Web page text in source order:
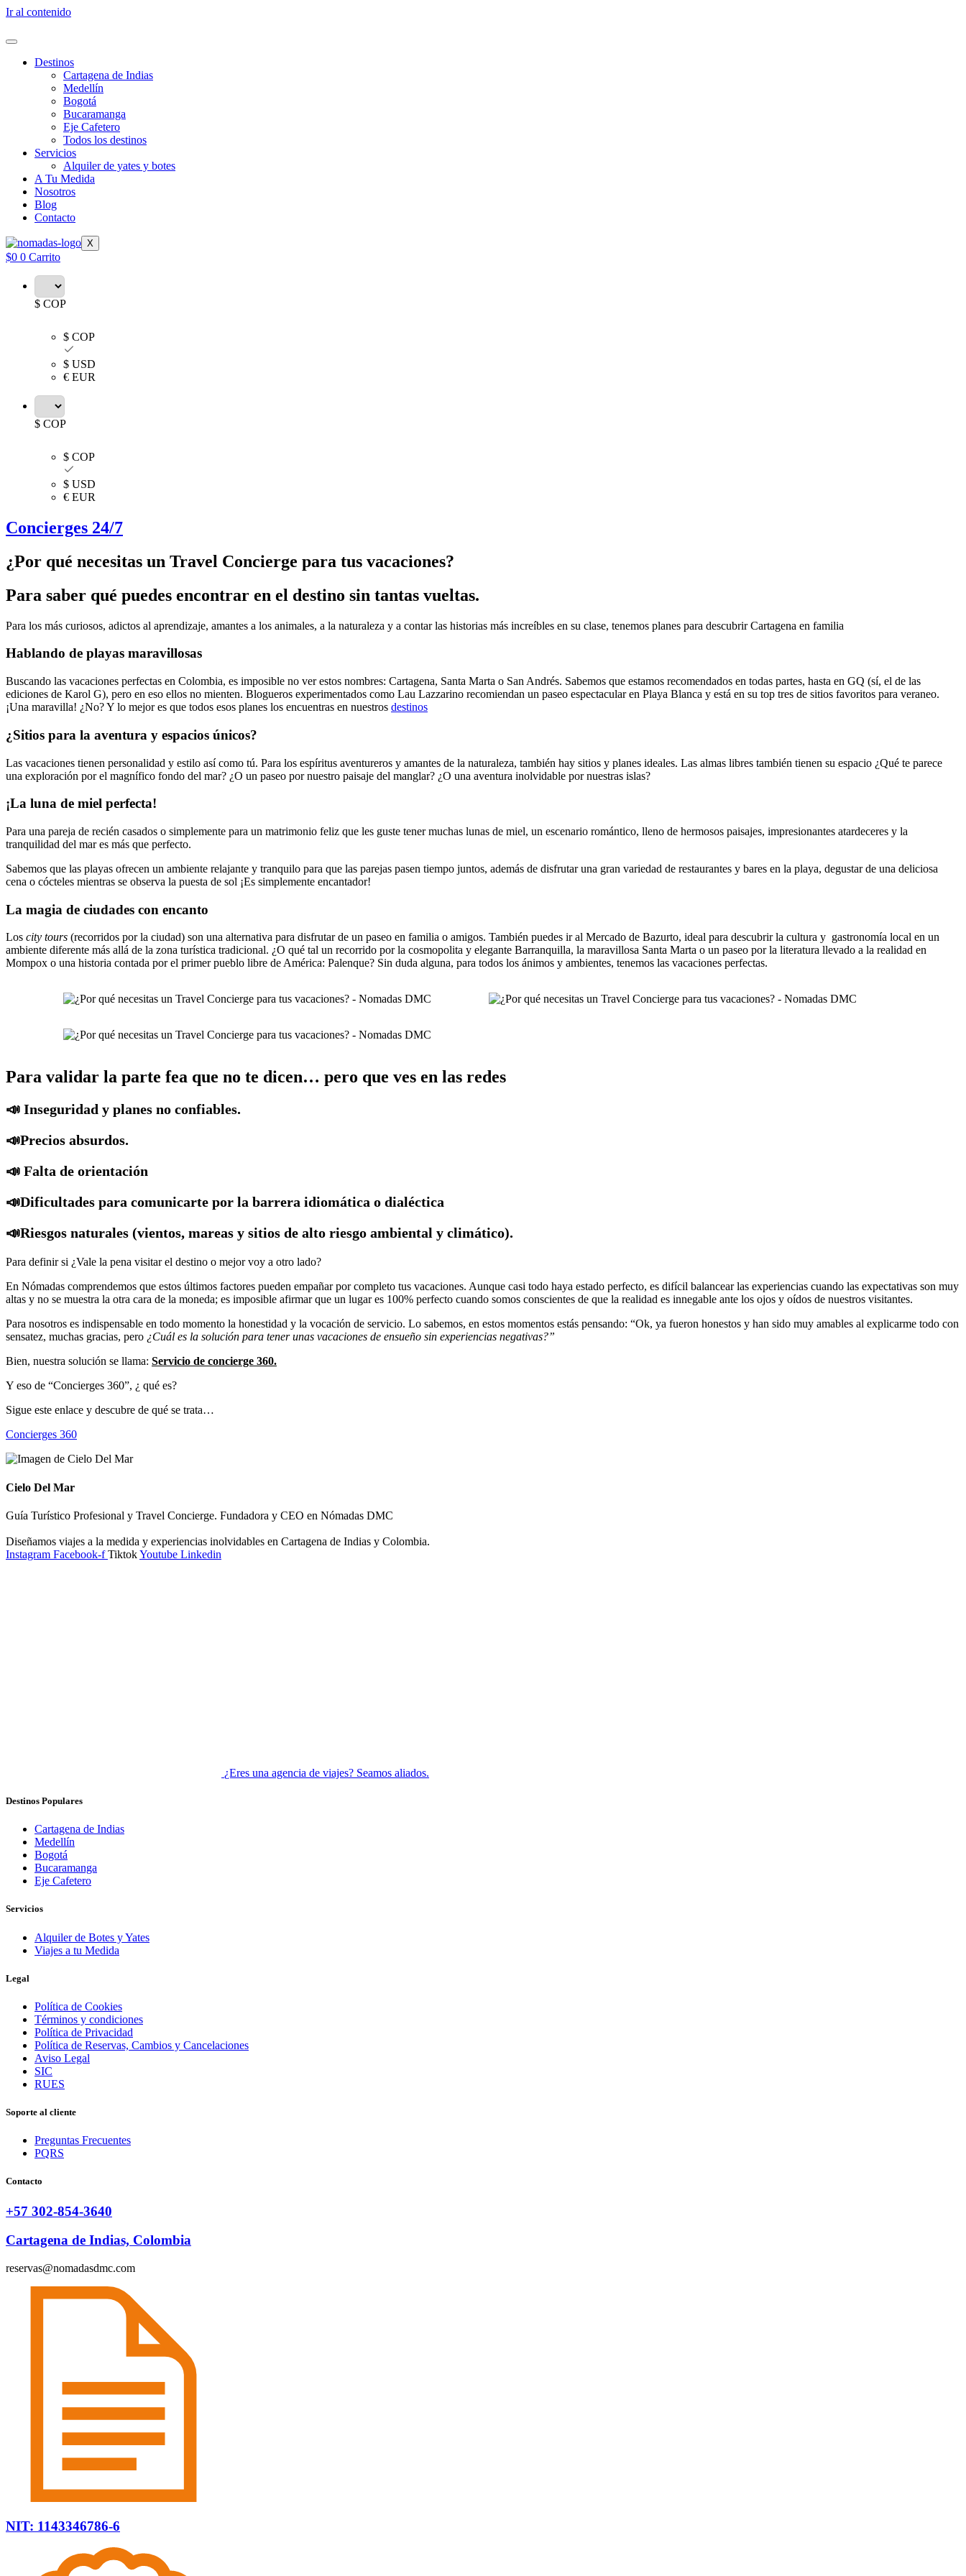
Ir al contenido
Destinos
Cartagena de Indias
Medellín
Bogotá
Bucaramanga
Eje Cafetero
Todos los destinos
Servicios
Alquiler de yates y botes
A Tu Medida
Nosotros
Blog
Contacto
X
$0 0 Carrito
$ COP
$ COP
$ USD
€ EUR
$ COP
$ COP
$ USD
€ EUR
Concierges 24/7
¿Por qué necesitas un Travel Concierge para tus vacaciones?
Para saber qué puedes encontrar en el destino sin tantas vueltas.
Para los más curiosos, adictos al aprendizaje, amantes a los animales, a la naturaleza y a contar las historias más increíbles en su clase, tenemos planes para descubrir Cartagena en familia
Hablando de playas maravillosas
Buscando las vacaciones perfectas en Colombia, es imposible no ver estos nombres: Cartagena, Santa Marta o San Andrés. Sabemos que estamos recomendados en todas partes, hasta en GQ (sí, el de las
ediciones de Karol G), pero en eso ellos no mienten. Blogueros experimentados como Lau Lazzarino recomiendan un paseo espectacular en Playa Blanca y está en su top tres de sitios favoritos para veraneo.
¡Una maravilla! ¿No? Y lo mejor es que todos esos planes los encuentras en nuestros destinos
¿Sitios para la aventura y espacios únicos?
Las vacaciones tienen personalidad y estilo así como tú. Para los espíritus aventureros y amantes de la naturaleza, también hay sitios y planes ideales. Las almas libres también tienen su espacio ¿Qué te parece
una exploración por el magnífico fondo del mar? ¿O un paseo por nuestro paisaje del manglar? ¿O una aventura inolvidable por nuestras islas?
¡La luna de miel perfecta!
Para una pareja de recién casados o simplemente para un matrimonio feliz que les guste tener muchas lunas de miel, un escenario romántico, lleno de hermosos paisajes, impresionantes atardeceres y la
tranquilidad del mar es más que perfecto.
Sabemos que las playas ofrecen un ambiente relajante y tranquilo para que las parejas pasen tiempo juntos, además de disfrutar una gran variedad de restaurantes y bares en la playa, degustar de una deliciosa
cena o cócteles mientras se observa la puesta de sol ¡Es simplemente encantador!
La magia de ciudades con encanto
Los city tours (recorridos por la ciudad) son una alternativa para disfrutar de un paseo en familia o amigos. También puedes ir al Mercado de Bazurto, ideal para descubrir la cultura y gastronomía local en un
ambiente diferente más allá de la zona turística tradicional. ¿O qué tal un recorrido por la cosmopolita y elegante Barranquilla, la maravillosa Santa Marta o un paseo por la literatura llevado a la realidad en
Mompox o una historia contada por el primer pueblo libre de América: Palenque? Sin duda alguna, para todos los ánimos y ambientes, tenemos las vacaciones perfectas.
Para validar la parte fea que no te dicen… pero que ves en las redes
📣 Inseguridad y planes no confiables.
📣Precios absurdos.
📣 Falta de orientación
📣Dificultades para comunicarte por la barrera idiomática o dialéctica
📣Riesgos naturales (vientos, mareas y sitios de alto riesgo ambiental y climático).
Para definir si ¿Vale la pena visitar el destino o mejor voy a otro lado?
En Nómadas comprendemos que estos últimos factores pueden empañar por completo tus vacaciones. Aunque casi todo haya estado perfecto, es difícil balancear las experiencias cuando las expectativas son muy
altas y no se muestra la otra cara de la moneda; es imposible afirmar que un lugar es 100% perfecto cuando somos conscientes de que la realidad es innegable ante los ojos y oídos de nuestros visitantes.
Para nosotros es indispensable en todo momento la honestidad y la vocación de servicio. Lo sabemos, en estos momentos estás pensando: “Ok, ya fueron honestos y han sido muy amables al explicarme todo con
sensatez, muchas gracias, pero ¿Cuál es la solución para tener unas vacaciones de ensueño sin experiencias negativas?”
Bien, nuestra solución se llama: Servicio de concierge 360.
Y eso de “Concierges 360”, ¿ qué es?
Sigue este enlace y descubre de qué se trata…
Concierges 360
Cielo Del Mar
Guía Turístico Profesional y Travel Concierge. Fundadora y CEO en Nómadas DMC
Diseñamos viajes a la medida y experiencias inolvidables en Cartagena de Indias y Colombia.
Instagram Facebook-f TiktokYoutube Linkedin
¿Eres una agencia de viajes? Seamos aliados.
Destinos Populares
Cartagena de Indias
Medellín
Bogotá
Bucaramanga
Eje Cafetero
Servicios
Alquiler de Botes y Yates
Viajes a tu Medida
Legal
Política de Cookies
Términos y condiciones
Política de Privacidad
Política de Reservas, Cambios y Cancelaciones
Aviso Legal
SIC
RUES
Soporte al cliente
Preguntas Frecuentes
PQRS
Contacto
+57 302-854-3640
Cartagena de Indias, Colombia
reservas@nomadasdmc.com
NIT: 1143346786-6